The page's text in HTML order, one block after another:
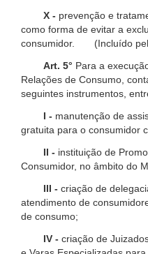
X - prevenção e
como forma de evitar a
consumidor. (Incluído
Art. 5° Para a
Relações de Consumo,
seguintes instrumentos,
I - manutenção de
gratuita para o consumidor
II - instituição de
Consumidor, no âmbito do
III - criação de
atendimento de
de consumo;
IV - criação de